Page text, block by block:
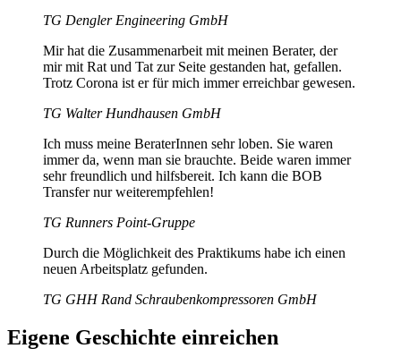
TG Dengler Engineering GmbH
Mir hat die Zusammenarbeit mit meinen Berater, der
mir mit Rat und Tat zur Seite gestanden hat, gefallen.
Trotz Corona ist er für mich immer erreichbar gewesen.
TG Walter Hundhausen GmbH
Ich muss meine BeraterInnen sehr loben. Sie waren
immer da, wenn man sie brauchte. Beide waren immer
sehr freundlich und hilfsbereit. Ich kann die BOB
Transfer nur weiterempfehlen!
TG Runners Point-Gruppe
Durch die Möglichkeit des Praktikums habe ich einen
neuen Arbeitsplatz gefunden.
TG GHH Rand Schraubenkompressoren GmbH
Eigene Geschichte einreichen